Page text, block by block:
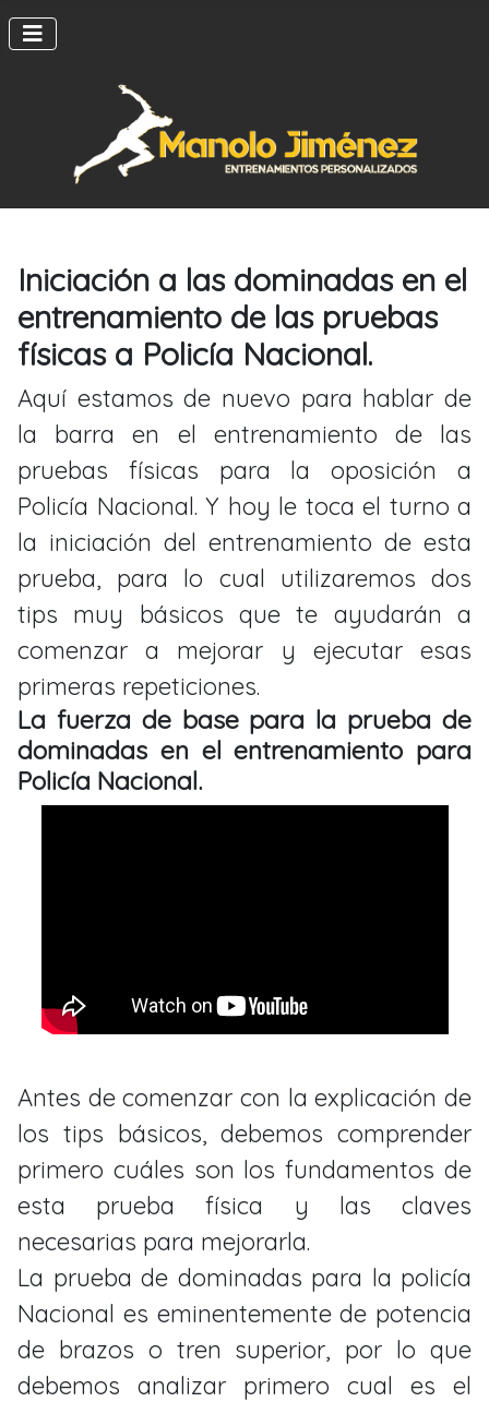
Iniciación a las dominadas en el
entrenamiento de las pruebas
físicas a Policía Nacional.
Aquí estamos de nuevo para hablar de
la barra en el entrenamiento de las
pruebas físicas para la oposición a
Policía Nacional. Y hoy le toca el turno a
la iniciación del entrenamiento de esta
prueba, para lo cual utilizaremos dos
tips muy básicos que te ayudarán a
comenzar a mejorar y ejecutar esas
primeras repeticiones.
La fuerza de base para la prueba de
dominadas en el entrenamiento para
Policía Nacional.
Antes de comenzar con la explicación de
los tips básicos, debemos comprender
primero cuáles son los fundamentos de
esta prueba física y las claves
necesarias para mejorarla.
La prueba de dominadas para la policía
Nacional es eminentemente de potencia
de brazos o tren superior, por lo que
debemos analizar primero cual es el